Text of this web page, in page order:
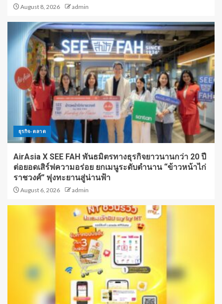
August 8, 2026 admin
ธุรกิจ-ตลาด
AirAsia X SEE FAH พันธมิตรทางธุรกิจยาวนานกว่า 20 ปี
ต่อยอดเสิร์ฟความอร่อย ยกเมนูระดับตำนาน “ข้าวหน้าไก่
ราชวงศ์” พุ่งทะยานสู่น่านฟ้า
August 6, 2026 admin